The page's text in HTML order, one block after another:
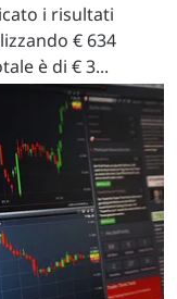
i risultati
€ 634
è di € 3...